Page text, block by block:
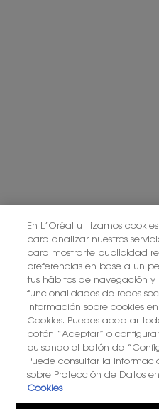
En L’Oréal utilizamos
para analizar nuestros
para mostrarte publicidad
preferencias en base a un
tus hábitos de navegación y
funcionalidades de redes
información sobre cookies
Cookies. Puedes aceptar
botón “Aceptar” o
pulsando el botón de
Puede consultar la
sobre Protección de Datos
Cookies